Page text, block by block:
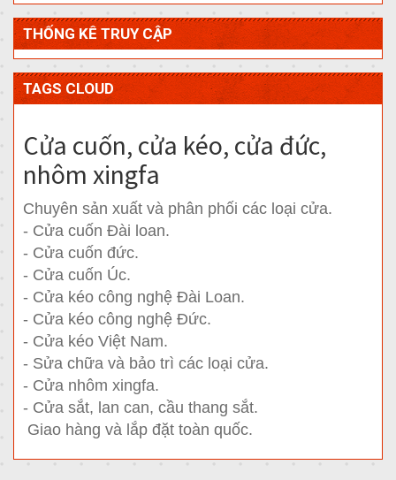
THỐNG KÊ TRUY CẬP
TAGS CLOUD
Cửa cuốn, cửa kéo, cửa đức,
nhôm xingfa
Chuyên sản xuất và phân phối các loại cửa.
- Cửa cuốn Đài loan.
- Cửa cuốn đức.
- Cửa cuốn Úc.
- Cửa kéo công nghệ Đài Loan.
- Cửa kéo công nghệ Đức.
- Cửa kéo Việt Nam.
- Sửa chữa và bảo trì các loại cửa.
- Cửa nhôm xingfa.
- Cửa sắt, lan can, cầu thang sắt.
Giao hàng và lắp đặt toàn quốc.